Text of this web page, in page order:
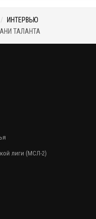
ИНТЕРВЬЮ
ТАЛАНТА
лиги (МСЛ-2)